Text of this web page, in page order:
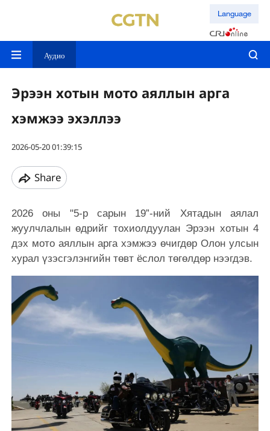
Language
Аудио
Эрээн хотын мото аяллын арга
хэмжээ эхэллээ
2026-05-20 01:39:15
Share
2026 оны "5-р сарын 19”-ний Хятадын аялал
жуулчлалын өдрийг тохиолдуулан Эрээн хотын 4
дэх мото аяллын арга хэмжээ өчигдөр Олон улсын
хурал үзэсгэлэнгийн төвт ёслол төгөлдөр нээгдэв.